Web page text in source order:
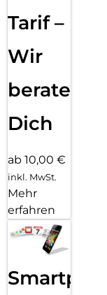
Tarif –
Wir
beraten
Dich
ab 10,00 €
inkl. MwSt.
Mehr
erfahren